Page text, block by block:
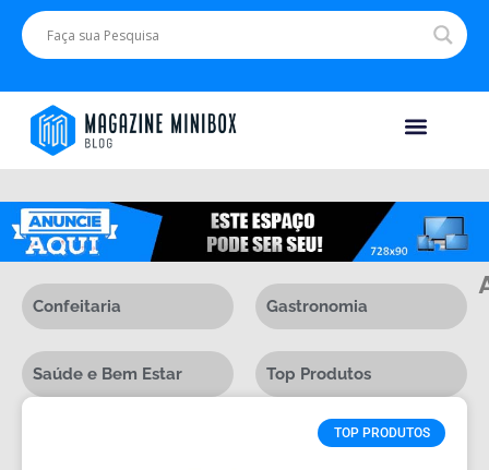
Confeitaria Gastronomia
Saúde e Bem Estar Top Produtos
TOP PRODUTOS